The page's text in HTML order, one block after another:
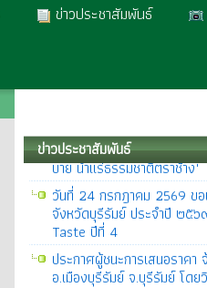
ข่าวประชาสัมพันธ์
ข่าวประชาสัมพันธ์
วันที่ 3 สิงหาคม 2569 ประช
วันที่ 24 กรกฎาคม 69 มา
บาย น้ำแร่ธรรมชาติตราช้าง"
วันที่ 24 กรกฎาคม 2569 ขอ
จังหวัดบุรีรัมย์ ประจำปี ๒๕
Taste ปีที่ 4
ประกาศผู้ชนะการเสนอราคา
อ.เมืองบุรีรัมย์ จ.บุรีรัมย์ โดย
ประกาศผู้ชนะการเสนอราค